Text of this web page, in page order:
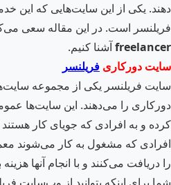
دهند. یکی از این سایت‌هایی که این
فریلنسر است. در این مقاله سعی
freelancerآشنا کنیم.
سایت دورکاری فریلنسر
سایت فریلنسر یکی از مجموعه
دورکاری را می‌دهند. این سایت‌ها
کرده و به افرادی که جویای کار
افرادی که مشغول به کار می‌شوند
را دریافت می‌کنند و با انجام آن­ها